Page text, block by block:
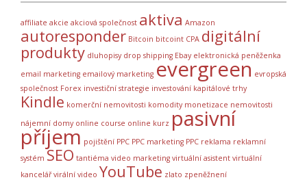
affiliate akcie akciová společnost aktiva Amazon
autoresponder Bitcoin bitcoint CPA digitální
produkty dluhopisy drop shipping Ebay elektronická peněženka
email marketing emailový marketing evergreen evropská
společnost Forex investiční strategie investování kapitálové trhy
Kindle komerční nemovitosti komodity monetizace nemovitosti
nájemní domy online course online kurz pasivní
příjem pojištění PPC PPC marketing PPC reklama reklamní
systém SEO tantiéma video marketing virtuální asistent virtuální
kancelář virální video YouTube zlato zpeněžnení